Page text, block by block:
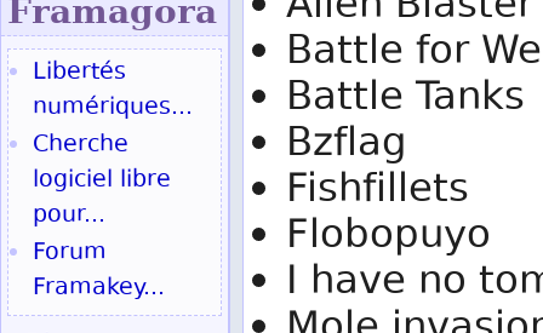
Battle for
Battle Tanks
Bzflag
Fishfillets
Flobopuyo
I have no
Framagora
Libertés
numériques...
Cherche
logiciel libre
pour...
Forum
Framakey...